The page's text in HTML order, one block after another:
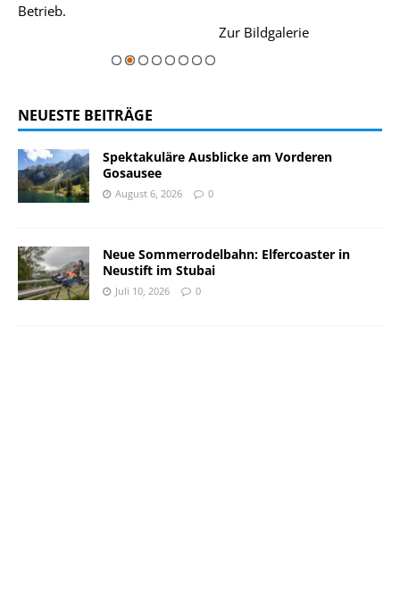
Betrieb.
Zur Bildgalerie
NEUESTE BEITRÄGE
Spektakuläre Ausblicke am Vorderen
Gosausee
August 6, 2026 0
Neue Sommerrodelbahn: Elfercoaster in
Neustift im Stubai
Juli 10, 2026 0